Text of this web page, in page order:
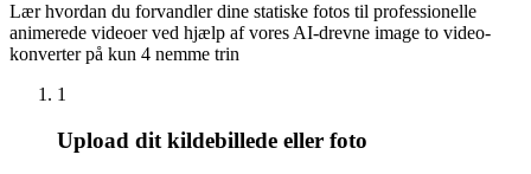
Lær hvordan du forvandler dine statiske fotos til professionelle
animerede videoer ved hjælp af vores AI-drevne image to video-
konverter på kun 4 nemme trin
1
Upload dit kildebillede eller foto